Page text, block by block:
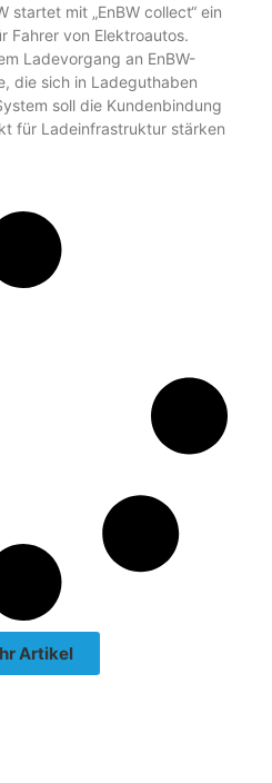
startet mit „EnBW collect“ ein
Fahrer von Elektroautos.
Ladevorgang an EnBW-
die sich in Ladeguthaben
soll die Kundenbindung
für Ladeinfrastruktur stärken
Artikel